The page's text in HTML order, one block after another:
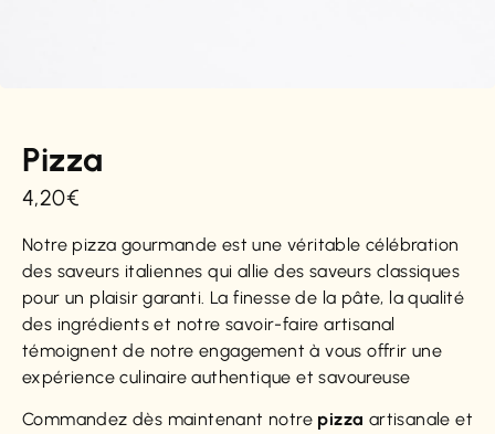
Pizza
4,20€
Notre pizza gourmande est une véritable célébration
des saveurs italiennes qui allie des saveurs classiques
pour un plaisir garanti. La finesse de la pâte, la qualité
des ingrédients et notre savoir-faire artisanal
témoignent de notre engagement à vous offrir une
expérience culinaire authentique et savoureuse
Commandez dès maintenant notre pizza artisanale et